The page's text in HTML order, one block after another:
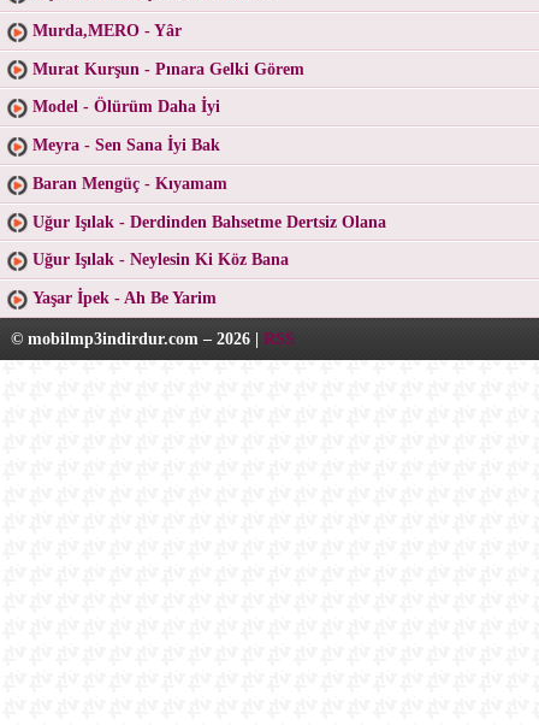
Murda,MERO - Yâr
Murat Kurşun - Pınara Gelki Görem
Model - Ölürüm Daha İyi
Meyra - Sen Sana İyi Bak
Baran Mengüç - Kıyamam
Uğur Işılak - Derdinden Bahsetme Dertsiz Olana
Uğur Işılak - Neylesin Ki Köz Bana
Yaşar İpek - Ah Be Yarim
© mobilmp3indirdur.com – 2026 | RSS